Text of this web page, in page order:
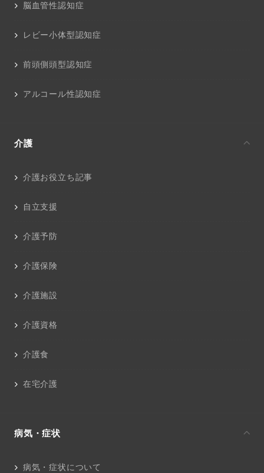
脳血管性認知症
レビー小体型認知症
前頭側頭型認知症
アルコール性認知症
介護
介護お役立ち記事
自立支援
介護予防
介護保険
介護施設
介護資格
介護食
在宅介護
病気・症状
病気・症状について